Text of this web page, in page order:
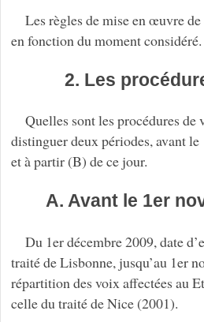
Les règles de mise en œuvre
en fonction du moment considéré.
2. Les
Quelles sont les procédures de
distinguer deux périodes, avant
et à partir (B) de ce jour.
A. Avant le 1er
Du 1er décembre 2009, date
traité de Lisbonne, jusqu’au 1er
répartition des voix affectées au
celle du traité de Nice (2001).